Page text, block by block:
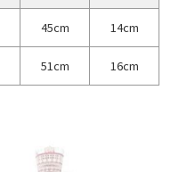
45cm 14cm
51cm 16cm